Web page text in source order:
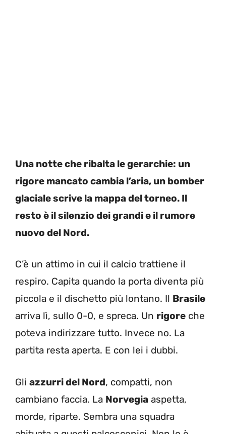
Una notte che ribalta le gerarchie: un
rigore mancato cambia l’aria, un bomber
glaciale scrive la mappa del torneo. Il
resto è il silenzio dei grandi e il rumore
nuovo del Nord.
C’è un attimo in cui il calcio trattiene il
respiro. Capita quando la porta diventa più
piccola e il dischetto più lontano. Il Brasile
arriva lì, sullo 0-0, e spreca. Un rigore che
poteva indirizzare tutto. Invece no. La
partita resta aperta. E con lei i dubbi.
Gli azzurri del Nord, compatti, non
cambiano faccia. La Norvegia aspetta,
morde, riparte. Sembra una squadra